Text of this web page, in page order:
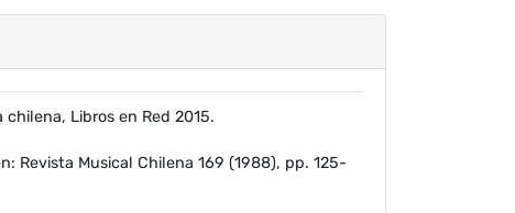
Libros en Red 2015.
Revista Musical Chilena 169 (1988), pp. 125-